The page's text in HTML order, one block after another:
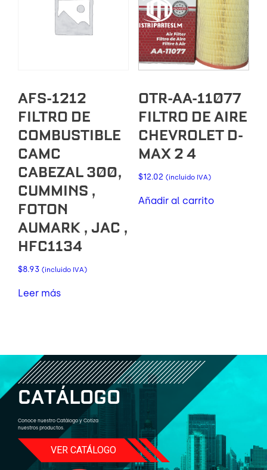
AFS-1212
FILTRO DE
COMBUSTIBLE
CAMC
CABEZAL 300,
CUMMINS ,
FOTON
AUMARK , JAC ,
HFC1134
$8.93 (incluido IVA)
Leer más
OTR-AA-11077
FILTRO DE AIRE
CHEVROLET D-
MAX 2 4
$12.02 (incluido IVA)
Añadir al carrito
CATÁLOGO
Conoce nuestro Catálogo y Cotiza
nuestros productos.
VER CATÁLOGO